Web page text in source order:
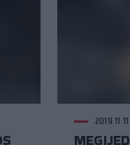
2019.11.11.